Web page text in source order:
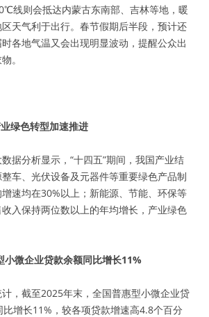
线则会抵达内蒙古东南部、吉林等地，暖
天气利于出行。春节假期后半段，预计还
各地气温又会出现明显波动，提醒公众出
。
绿色转型加速推进
据分析显示，“十四五”期间，我国产业结
车、光伏设备及元器件等重要绿色产品制
速均在30%以上；新能源、节能、环保等
入保持两位数以上的年均增长，产业绿色
小微企业贷款余额同比增长11%
，截至2025年末，全国普惠型小微企业贷
增长11%，较各项贷款增速高4.8个百分